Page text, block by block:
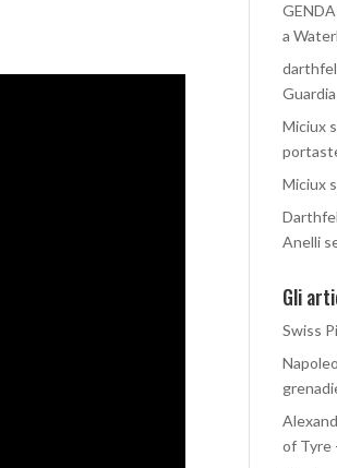
GENDA
a
Miciux
Miciux
Anelli
Gli
Swiss
of Tyre